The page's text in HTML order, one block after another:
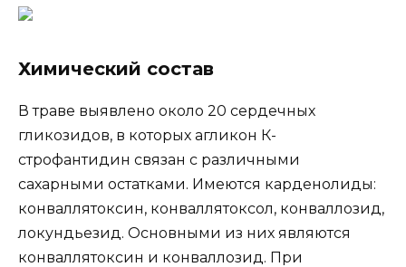
Химический состав
В траве выявлено около 20 сердечных
гликозидов, в которых агликон К-
строфантидин связан с различными
сахарными остатками. Имеются карденолиды:
конваллятоксин, конваллятоксол, конваллозид,
локундьезид. Основными из них являются
конваллятоксин и конваллозид. При